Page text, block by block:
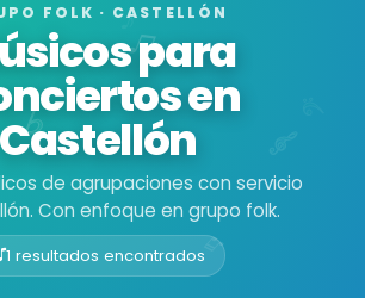
FOLK · CASTELLÓN
para
en
Castellón
de agrupaciones con servicio
Con enfoque en grupo folk.
1 resultados encontrados